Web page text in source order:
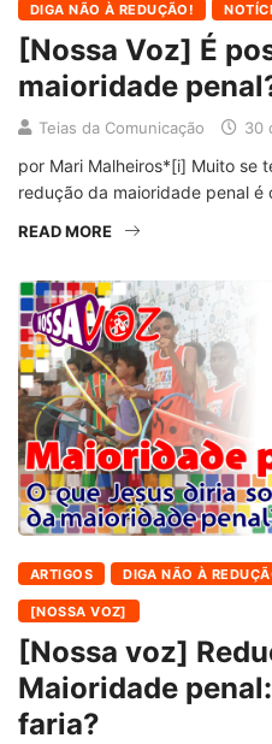
DIGA NÃO À REDUÇÃO!
[Nossa Voz] É
maioridade
Teias da Comunicação 30
por Mari Malheiros*[i] Muito se
redução da maioridade penal é
READ MORE
ARTIGOS DIGA NÃO À
[NOSSA VOZ]
[Nossa voz]
Maioridade
faria?